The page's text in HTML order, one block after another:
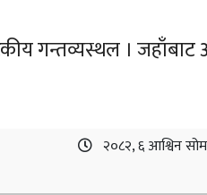
गन्तव्यस्थल ।
२०८२, ६ आश्विन